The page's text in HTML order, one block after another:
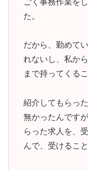
た。
だから、勤めて
れないし、私か
まで持ってくる
紹介してもらっ
無かったんです
らった求人を、
んで、受けるこ